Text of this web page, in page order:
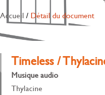
Accueil / Détail du document
Timeless /
Musique audio
Thylacine